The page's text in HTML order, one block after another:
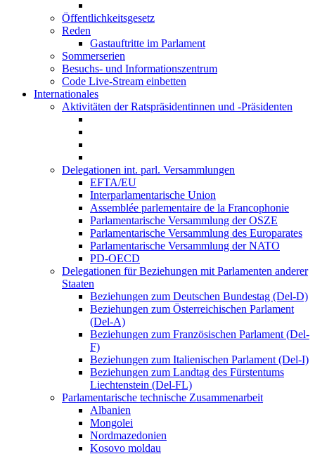
Öffentlichkeitsgesetz
Reden
Gastauftritte im Parlament
Sommerserien
Besuchs- und Informationszentrum
Code Live-Stream einbetten
Internationales
Aktivitäten der Ratspräsidentinnen und -Präsidenten
Delegationen int. parl. Versammlungen
EFTA/EU
Interparlamentarische Union
Assemblée parlementaire de la Francophonie
Parlamentarische Versammlung der OSZE
Parlamentarische Versammlung des Europarates
Parlamentarische Versammlung der NATO
PD-OECD
Delegationen für Beziehungen mit Parlamenten anderer
Staaten
Beziehungen zum Deutschen Bundestag (Del-D)
Beziehungen zum Österreichischen Parlament
(Del-A)
Beziehungen zum Französischen Parlament (Del-
F)
Beziehungen zum Italienischen Parlament (Del-I)
Beziehungen zum Landtag des Fürstentums
Liechtenstein (Del-FL)
Parlamentarische technische Zusammenarbeit
Albanien
Mongolei
Nordmazedonien
Kosovo moldau